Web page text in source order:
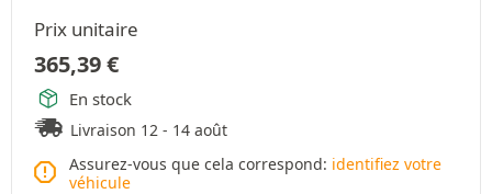
Prix unitaire
365,39€
En stock
Livraison 12 - 14 août
Assurez-vous que cela correspond: identifiez votre
véhicule